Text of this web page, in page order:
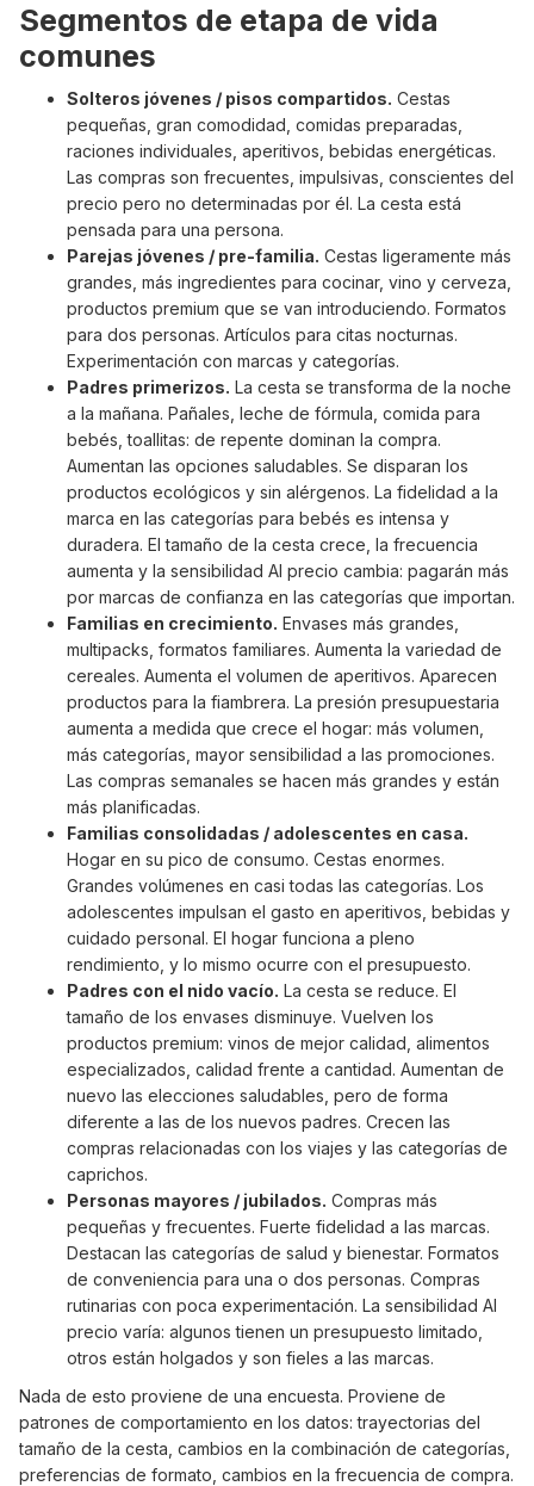
Segmentos de etapa de vida
comunes
Solteros jóvenes / pisos compartidos. Cestas
pequeñas, gran comodidad, comidas preparadas,
raciones individuales, aperitivos, bebidas energéticas.
Las compras son frecuentes, impulsivas, conscientes del
precio pero no determinadas por él. La cesta está
pensada para una persona.
Parejas jóvenes / pre-familia. Cestas ligeramente más
grandes, más ingredientes para cocinar, vino y cerveza,
productos premium que se van introduciendo. Formatos
para dos personas. Artículos para citas nocturnas.
Experimentación con marcas y categorías.
Padres primerizos. La cesta se transforma de la noche
a la mañana. Pañales, leche de fórmula, comida para
bebés, toallitas: de repente dominan la compra.
Aumentan las opciones saludables. Se disparan los
productos ecológicos y sin alérgenos. La fidelidad a la
marca en las categorías para bebés es intensa y
duradera. El tamaño de la cesta crece, la frecuencia
aumenta y la sensibilidad AI precio cambia: pagarán más
por marcas de confianza en las categorías que importan.
Familias en crecimiento. Envases más grandes,
multipacks, formatos familiares. Aumenta la variedad de
cereales. Aumenta el volumen de aperitivos. Aparecen
productos para la fiambrera. La presión presupuestaria
aumenta a medida que crece el hogar: más volumen,
más categorías, mayor sensibilidad a las promociones.
Las compras semanales se hacen más grandes y están
más planificadas.
Familias consolidadas / adolescentes en casa.
Hogar en su pico de consumo. Cestas enormes.
Grandes volúmenes en casi todas las categorías. Los
adolescentes impulsan el gasto en aperitivos, bebidas y
cuidado personal. El hogar funciona a pleno
rendimiento, y lo mismo ocurre con el presupuesto.
Padres con el nido vacío. La cesta se reduce. El
tamaño de los envases disminuye. Vuelven los
productos premium: vinos de mejor calidad, alimentos
especializados, calidad frente a cantidad. Aumentan de
nuevo las elecciones saludables, pero de forma
diferente a las de los nuevos padres. Crecen las
compras relacionadas con los viajes y las categorías de
caprichos.
Personas mayores / jubilados. Compras más
pequeñas y frecuentes. Fuerte fidelidad a las marcas.
Destacan las categorías de salud y bienestar. Formatos
de conveniencia para una o dos personas. Compras
rutinarias con poca experimentación. La sensibilidad AI
precio varía: algunos tienen un presupuesto limitado,
otros están holgados y son fieles a las marcas.
Nada de esto proviene de una encuesta. Proviene de
patrones de comportamiento en los datos: trayectorias del
tamaño de la cesta, cambios en la combinación de categorías,
preferencias de formato, cambios en la frecuencia de compra.